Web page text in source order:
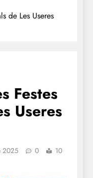
de Les Useres
Festes
Useres
2025 0
10